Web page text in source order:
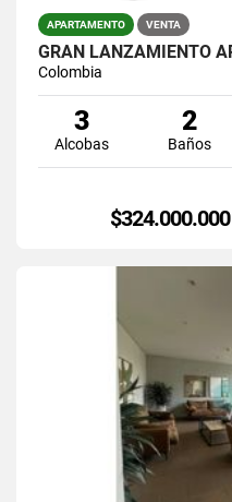
APARTAMENTO VENTA
Colombia
3
Alcobas
2
Baños
$324.000.000